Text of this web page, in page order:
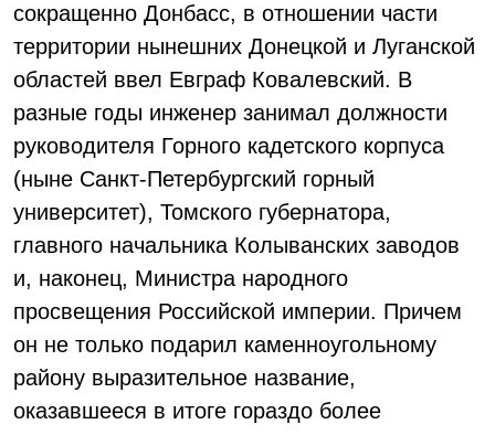
сокращенно Донбасс, в отношении части
территории нынешних Донецкой и Луганской
областей ввел Евграф Ковалевский. В
разные годы инженер занимал должности
руководителя Горного кадетского корпуса
(ныне Санкт-Петербургский горный
университет), Томского губернатора,
главного начальника Колыванских заводов
и, наконец, Министра народного
просвещения Российской империи. Причем
он не только подарил каменноугольному
району выразительное название,
оказавшееся в итоге гораздо более